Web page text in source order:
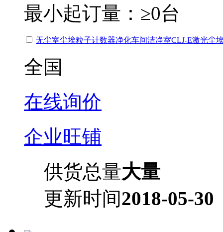
最小起订量： ≥0台
无尘室尘埃粒子计数器净化车间洁净室CLJ-E激光尘
全国
在线询价
企业旺铺
供货总量大量
更新时间2018-05-30